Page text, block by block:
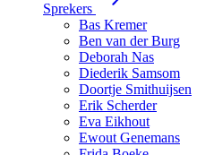
Sprekers
Bas Kremer
Ben van der Burg
Deborah Nas
Diederik Samsom
Doortje Smithuijsen
Erik Scherder
Eva Eikhout
Ewout Genemans